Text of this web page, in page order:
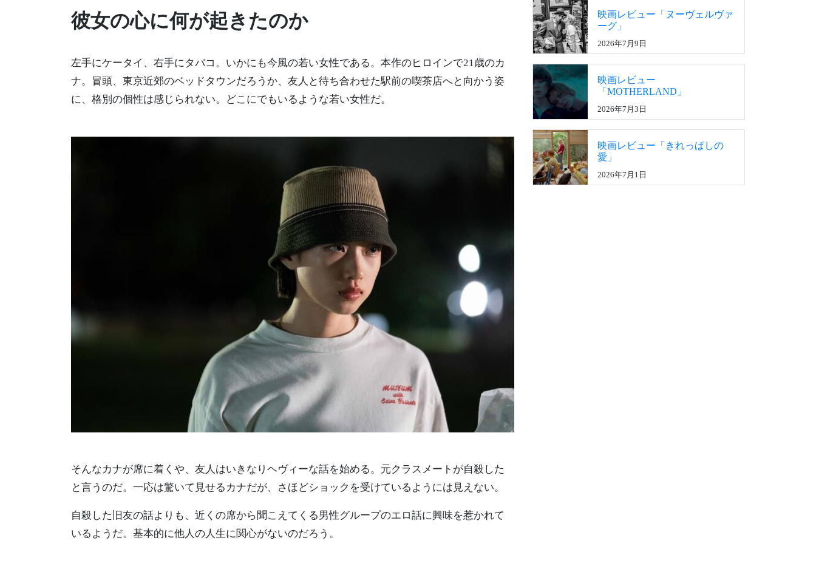
彼女の心に何が起きたのか
左手にケータイ、右手にタバコ。いかにも今風の若い女性である。本作のヒロインで21歳のカ
ナ。冒頭、東京近郊のベッドタウンだろうか、友人と待ち合わせた駅前の喫茶店へと向かう姿
に、格別の個性は感じられない。どこにでもいるような若い女性だ。
そんなカナが席に着くや、友人はいきなりヘヴィーな話を始める。元クラスメートが自殺した
と言うのだ。一応は驚いて見せるカナだが、さほどショックを受けているようには見えない。
自殺した旧友の話よりも、近くの席から聞こえてくる男性グループのエロ話に興味を惹かれて
いるようだ。基本的に他人の人生に関心がないのだろう。
映画レビュー「ヌーヴェルヴァ
ーグ」
2026年7月9日
映画レビュー
「MOTHERLAND」
2026年7月3日
映画レビュー「きれっぱしの
愛」
2026年7月1日